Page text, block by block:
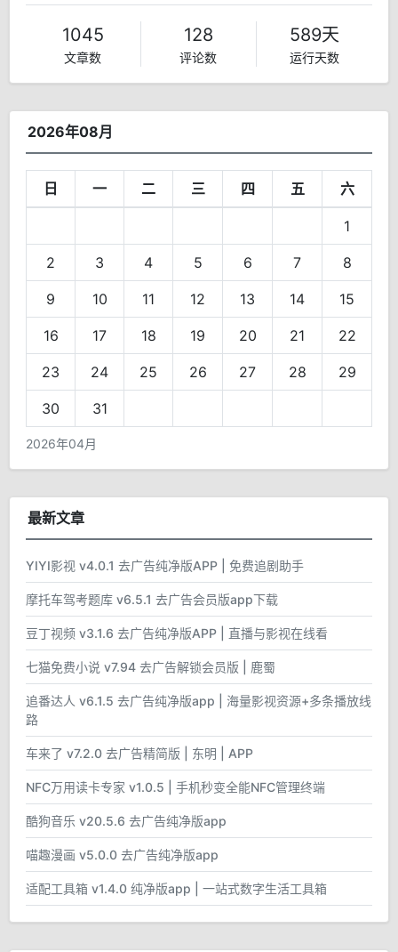
1045
文章数
128
评论数
589天
运行天数
2026年08月
日 一 二 三 四 五 六
1
2 3 4 5 6 7 8
9 10 11 12 13 14 15
16 17 18 19 20 21 22
23 24 25 26 27 28 29
30 31
2026年04月
最新文章
YIYI影视 v4.0.1 去广告纯净版APP | 免费追剧助手
摩托车驾考题库 v6.5.1 去广告会员版app下载
豆丁视频 v3.1.6 去广告纯净版APP | 直播与影视在线看
七猫免费小说 v7.94 去广告解锁会员版 | 鹿蜀
追番达人 v6.1.5 去广告纯净版app | 海量影视资源+多条播放线
路
车来了 v7.2.0 去广告精简版 | 东明 | APP
NFC万用读卡专家 v1.0.5 | 手机秒变全能NFC管理终端
酷狗音乐 v20.5.6 去广告纯净版app
喵趣漫画 v5.0.0 去广告纯净版app
适配工具箱 v1.4.0 纯净版app | 一站式数字生活工具箱